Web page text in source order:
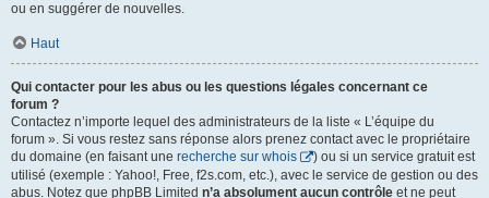
ou en suggérer de nouvelles.
Haut
Qui contacter pour les abus ou les questions légales concernant ce
forum ?
Contactez n’importe lequel des administrateurs de la liste « L’équipe du
forum ». Si vous restez sans réponse alors prenez contact avec le propriétaire
du domaine (en faisant une recherche sur whois
) ou si un service gratuit est
utilisé (exemple : Yahoo!, Free, f2s.com, etc.), avec le service de gestion ou des
abus. Notez que phpBB Limited n’a absolument aucun contrôle et ne peut